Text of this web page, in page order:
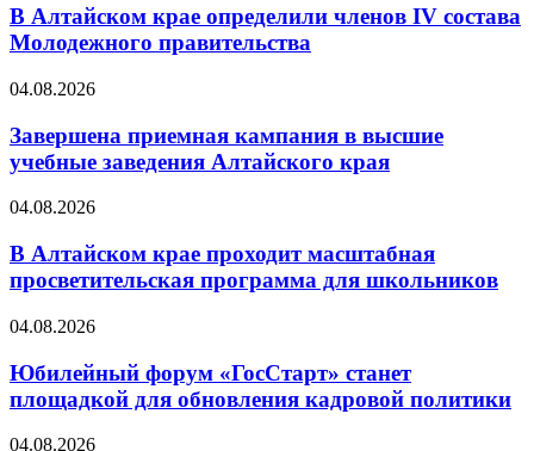
В Алтайском крае определили членов IV состава
Молодежного правительства
04.08.2026
Завершена приемная кампания в высшие
учебные заведения Алтайского края
04.08.2026
В Алтайском крае проходит масштабная
просветительская программа для школьников
04.08.2026
Юбилейный форум «ГосСтарт» станет
площадкой для обновления кадровой политики
04.08.2026